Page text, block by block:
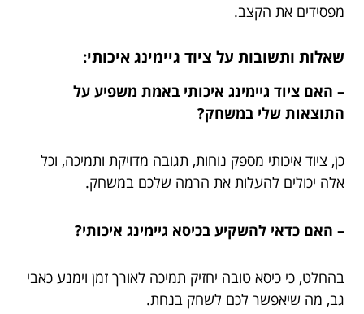
מפסידים את הקצב.
שאלות ותשובות על ציוד גיימינג איכותי:
– האם ציוד גיימינג איכותי באמת משפיע על
התוצאות שלי במשחק?
כן, ציוד איכותי מספק נוחות, תגובה מדויקת ותמיכה, וכל
אלה יכולים להעלות את הרמה שלכם במשחק.
– האם כדאי להשקיע בכיסא גיימינג איכותי?
בהחלט, כי כיסא טובה יחזיק תמיכה לאורך זמן וימנע כאבי
גב, מה שיאפשר לכם לשחק בנחת.